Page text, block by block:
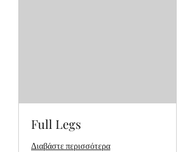
Full Legs
Διαβάστε περισσότερα